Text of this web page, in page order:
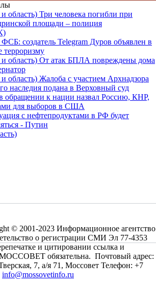
область) Три человека погибли при
площади – полиция
ФСБ: создатель Telegram Дуров объявлен в
терроризму
область) От атак БПЛА повреждены дома
область) Жалоба с участием Архнадзора
наследия подана в Верховный суд
обращении к нации назвал Россию, КНР,
для выборов в США
с нефтепродуктами в РФ будет
- Путин
© 2001-2023 Информационное агентство
о регистрации СМИ Эл 77-4353
и цитировании ссылка и
обязательна. Почтовый адрес:
7, а/я 71, Моссовет Телефон: +7
info@mossovetinfo.ru